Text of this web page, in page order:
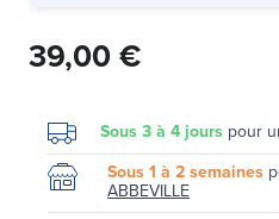
39,00 €
Sous 3 à 4 jours pour
Sous 1 à 2 semaines
ABBEVILLE